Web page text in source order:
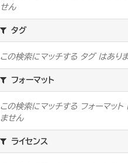
せん
タグ
この検索にマッチする タグ はあり
フォーマット
この検索にマッチする フォーマット
ません
ライセンス